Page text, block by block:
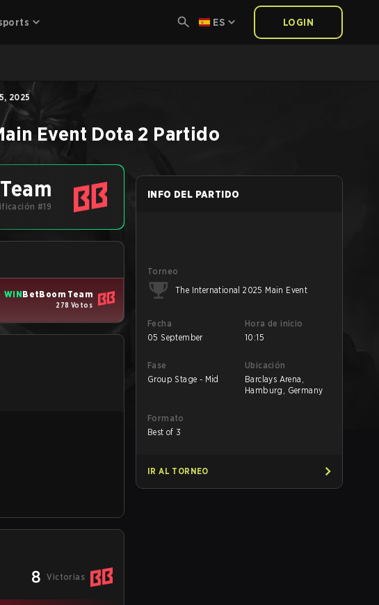
ES LOGIN
2025
Event Dota 2 Partido
#19
WINBetBoom Team
278 Votos
8 Victorias
INFO DEL PARTIDO
Torneo
The International 2025 Main Event
Fecha
05 September
Hora de inicio
10:15
Fase
Group Stage - Mid
Ubicación
Barclays Arena,
Hamburg, Germany
Formato
Best of 3
IR AL TORNEO